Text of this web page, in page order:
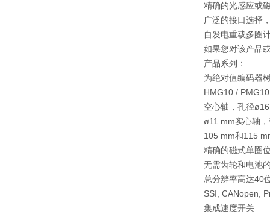
精确的光感应或
广泛的接口选择
自发电重载多圈
如果您对该产品
产品系列：
为绝对值编码器
HMG10 / PMG10
空心轴，孔径
ø11 mm实心轴
105 mm和115
精确的磁式单圈
无需齿轮和电池
总分辨率高达40
SSI, CANopen,
集成速度开关